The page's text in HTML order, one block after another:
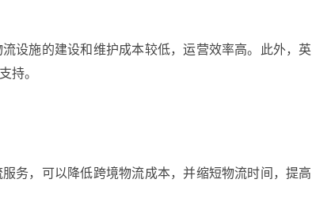
设施的建设和维护成本较低，运营效率高。此外，英
持。
务，可以降低跨境物流成本，并缩短物流时间，提高